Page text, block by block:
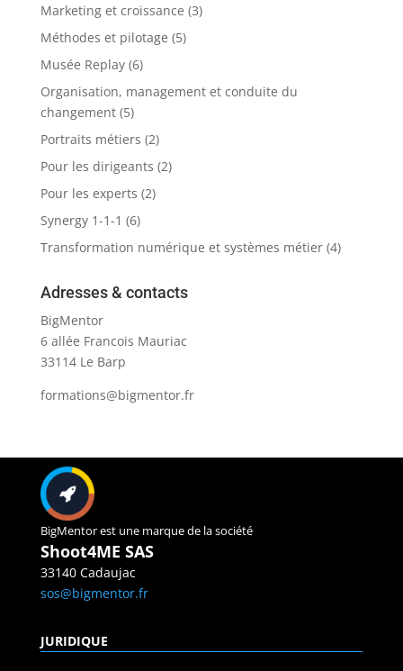
Marketing et croissance (3)
Méthodes et pilotage (5)
Musée Replay(6)
Organisation, management et conduite du
changement(5)
Portraits métiers (2)
Pour les dirigeants (2)
Pour les experts (2)
Synergy 1-1-1 (6)
Transformation numérique et systèmes métier(4)
Adresses & contacts
BigMentor
6 allée Francois Mauriac
33114 Le Barp
formations@bigmentor.fr
BigMentor est une marque de la société
Shoot4ME SAS
33140 Cadaujac
sos@bigmentor.fr
JURIDIQUE